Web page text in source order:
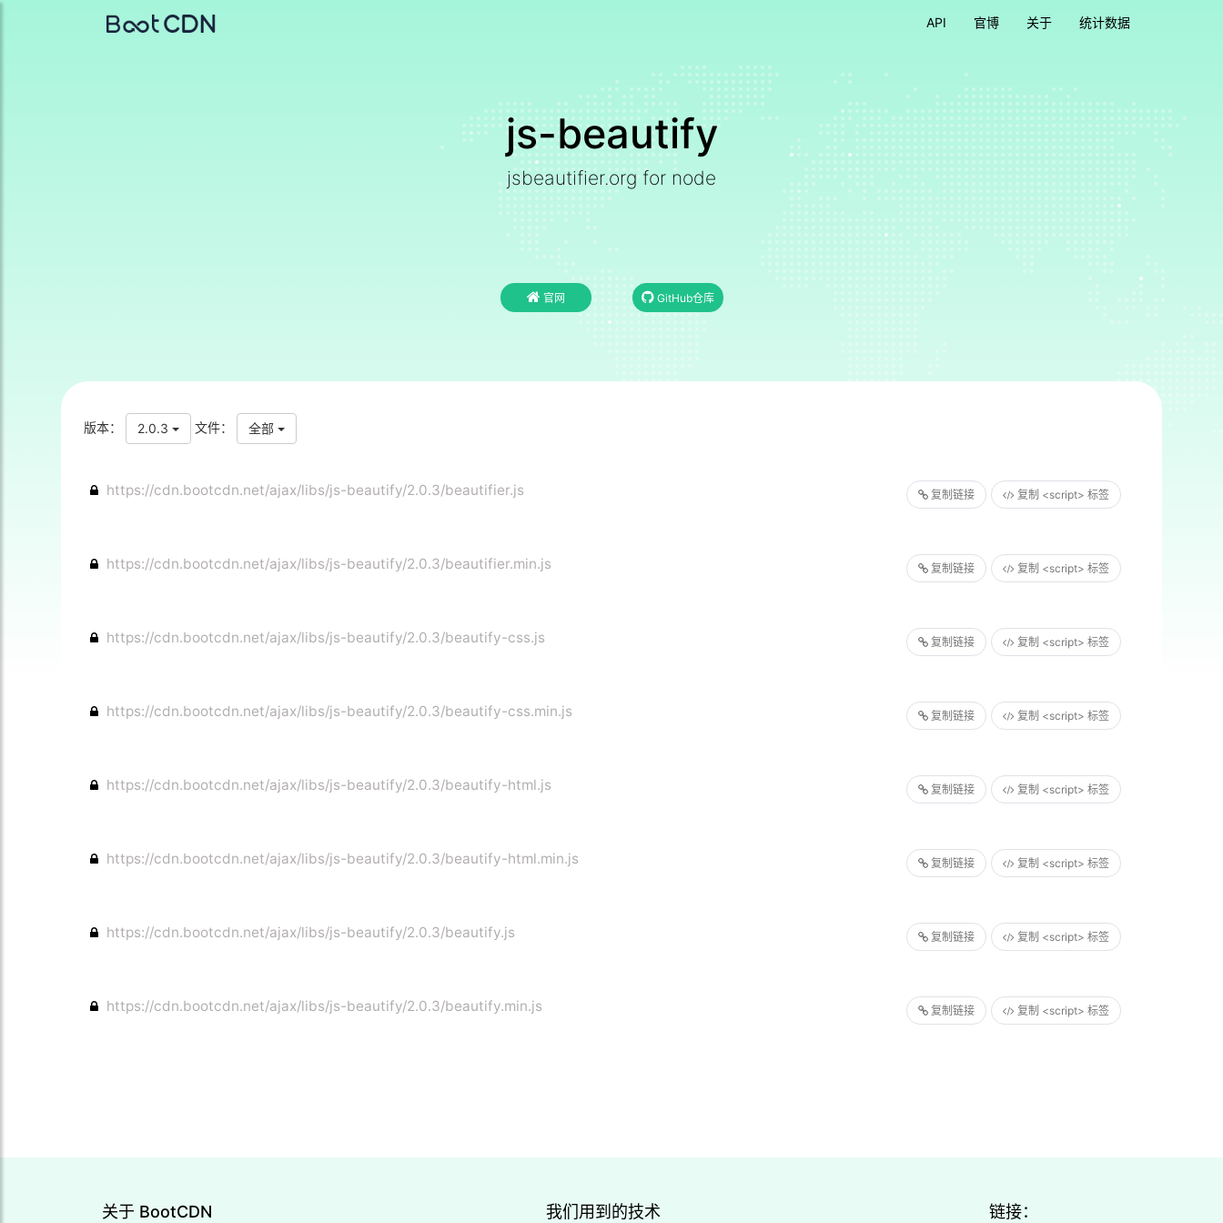
API 官博 关于 统计数据
js-beautify
jsbeautifier.org for node
官网 GitHub仓库
版本： 2.0.3 文件： 全部
复制链接 复制 <script> 标签
https://cdn.bootcdn.net/ajax/libs/js-beautify/2.0.3/beautifier.js
复制链接 复制 <script> 标签
https://cdn.bootcdn.net/ajax/libs/js-beautify/2.0.3/beautifier.min.js
复制链接 复制 <script> 标签
https://cdn.bootcdn.net/ajax/libs/js-beautify/2.0.3/beautify-css.js
复制链接 复制 <script> 标签
https://cdn.bootcdn.net/ajax/libs/js-beautify/2.0.3/beautify-css.min.js
复制链接 复制 <script> 标签
https://cdn.bootcdn.net/ajax/libs/js-beautify/2.0.3/beautify-html.js
复制链接 复制 <script> 标签
https://cdn.bootcdn.net/ajax/libs/js-beautify/2.0.3/beautify-html.min.js
复制链接 复制 <script> 标签
https://cdn.bootcdn.net/ajax/libs/js-beautify/2.0.3/beautify.js
复制链接 复制 <script> 标签
https://cdn.bootcdn.net/ajax/libs/js-beautify/2.0.3/beautify.min.js
关于 BootCDN 我们用到的技术 链接：